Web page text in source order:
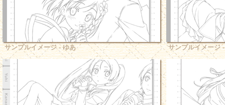
サンプルイメージ - ゆあ サンプルイメージ